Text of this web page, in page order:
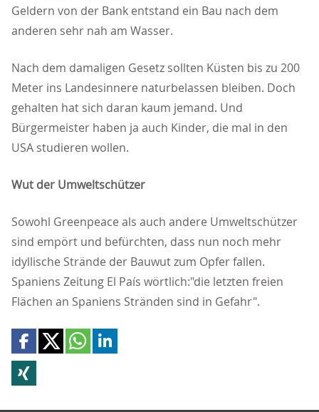
Geldern von der Bank entstand ein Bau nach dem
anderen sehr nah am Wasser.
Nach dem damaligen Gesetz sollten Küsten bis zu 200
Meter ins Landesinnere naturbelassen bleiben. Doch
gehalten hat sich daran kaum jemand. Und
Bürgermeister haben ja auch Kinder, die mal in den
USA studieren wollen.
Wut der Umweltschützer
Sowohl Greenpeace als auch andere Umweltschützer
sind empört und befürchten, dass nun noch mehr
idyllische Strände der Bauwut zum Opfer fallen.
Spaniens Zeitung El País wörtlich:"die letzten freien
Flächen an Spaniens Stränden sind in Gefahr".